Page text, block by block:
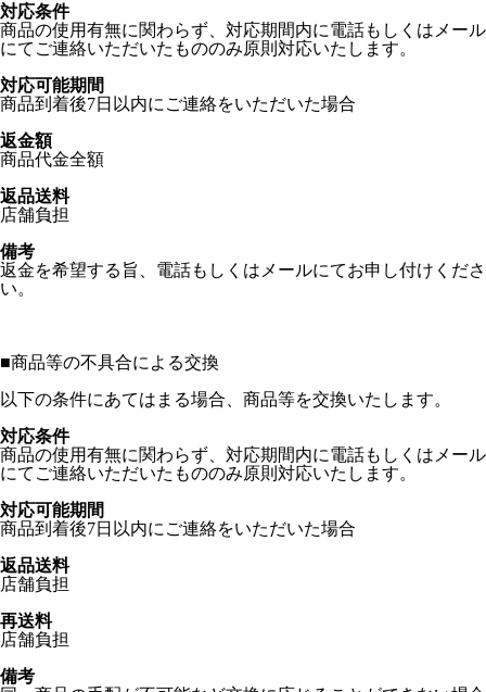
対応条件
商品の使用有無に関わらず、対応期間内に電話もしくはメール
にてご連絡いただいたもののみ原則対応いたします。
対応可能期間
商品到着後7日以内にご連絡をいただいた場合
返金額
商品代金全額
返品送料
店舗負担
備考
返金を希望する旨、電話もしくはメールにてお申し付けくださ
い。
■商品等の不具合による交換
以下の条件にあてはまる場合、商品等を交換いたします。
対応条件
商品の使用有無に関わらず、対応期間内に電話もしくはメール
にてご連絡いただいたもののみ原則対応いたします。
対応可能期間
商品到着後7日以内にご連絡をいただいた場合
返品送料
店舗負担
再送料
店舗負担
備考